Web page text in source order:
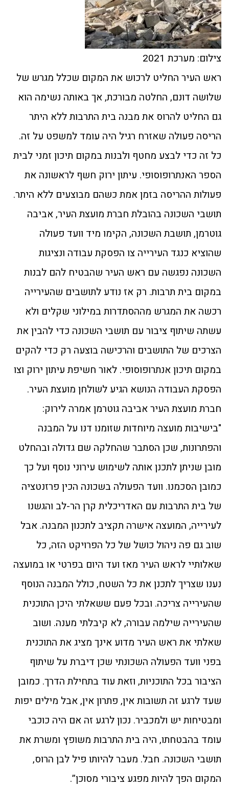
צילום: מערכת 2021
ראש העיר החליט לרכוש את המקום שכלל מגרש של
שלושה דונם, החלטה מבורכת, אך באותה נשימה הוא
גם החליט להרוס את מבנה בית התרבות ללא היתר
הריסה פעולה שאזרח רגיל היה עומד למשפט על זה.
כל זה כדי לבצע מחטף ולבנות במקום תיכון זמני לבית
הספר האנתרופוסופי. עיתון ירוק חשף לראשונה את
פעולות ההריסה בזמן אמת כשהם מבוצעים ללא היתר.
תושבי השכונה בהובלת חברת מועצת העיר, אביבה
גוטרמן, תושבת השכונה, הקימו מיד וועד פעולה
שהוציא כנגד העירייה צו הפסקת עבודה ונציגות
השכונה נפגשה עם ראש העיר שהבטיח להם לבנות
במקום בית תרבות. רק אז נודע לתושבים שהעירייה
רכשה את המגרש מההסתדרות במילוני שקלים ולא
עשתה שיתוף ציבור עם תושבי השכונה כדי להבין את
הצרכים של התושבים והרכישה בוצעה רק כדי להקים
במקום תיכון אנתרופוסופי. לאור חשיפת עיתון ירוק וצו
הפסקת העבודה הנושא הגיע לשולחן מועצת העיר.
חברת מועצת העיר אביבה גוטרמן אמרה לירוק:
"בישיבות מועצה מיוחדות שזומנו דנו על המבנה
והפתרונות, שכן הסתבר שהחלקה שם גדולה ובהחלט
מובן שניתן לתכנן אותה לשימוש עירוני נוסף ועל כך
כמובן הסכמנו. וועד הפעולה בשכונה הכין פרזנטציה
של בית התרבות עם האדריכלית קרן הר-לב והגשנו
לעירייה, המועצה אישרה תקציב לתכנון המבנה. אבל
שוב גם פה ניהול כושל של כל הפרויקט הזה, כל
שאלותיי לראש העיר מאז ועד היום בפרטי או במועצה
נענו שצריך לתכנן את כל השטח, כולל המבנה הנוסף
שהעירייה צריכה. ובכל פעם ששאלתי היכן התוכנית
שהעירייה שילמה עבורה, לא קיבלתי מענה. ושוב
שאלתי את ראש העיר מדוע אינך מציג את התוכנית
בפני וועד הפעולה השכונתי שכן דיברת על שיתוף
הציבור בכל התוכניות, וזאת עוד בתחילת הדרך. כמובן
שעד לרגע זה תשובות אין, פתרון אין, אבל מילים יפות
ומבטיחות יש ולמכביר. נכון לרגע זה אם היה כוכבי
עומד בהבטחתו, היה בית התרבות משופץ ומשרת את
תושבי השכונה. חבל. מעבר להיותו פיל לבן הרוס,
המקום הפך להיות מפגע ציבורי מסוכן”.